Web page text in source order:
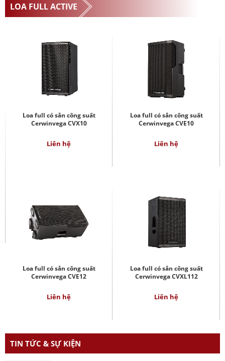
LOA FULL ACTIVE
Loa full có sẳn công suất
Cerwinvega CVX10
Liên hệ
Loa full có sẳn công suất
Cerwinvega CVE10
Liên hệ
Loa full có sẳn công suất
Cerwinvega CVE12
Liên hệ
Loa full có sẳn công suất
Cerwinvega CVXL112
Liên hệ
TIN TỨC & SỰ KIỆN